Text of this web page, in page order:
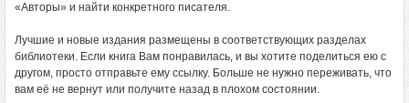
«Авторы» и найти конкретного писателя.
Лучшие и новые издания размещены в соответствующих разделах
библиотеки. Если книга Вам понравилась, и вы хотите поделиться ею с
другом, просто отправьте ему ссылку. Больше не нужно переживать, что
вам её не вернут или получите назад в плохом состоянии.